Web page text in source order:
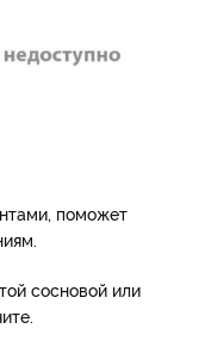
поможет
сосновой или